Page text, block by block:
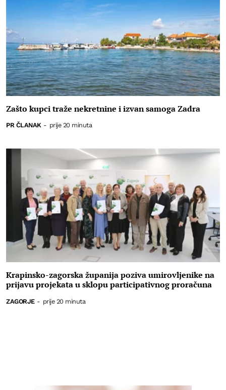
Zašto kupci traže nekretnine i izvan samoga Zadra
PR ČLANAK - prije 20 minuta
Krapinsko-zagorska županija poziva umirovljenike na
prijavu projekata u sklopu participativnog proračuna
ZAGORJE - prije 20 minuta